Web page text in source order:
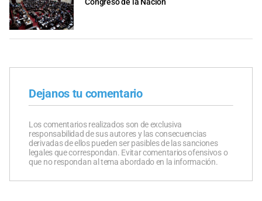
Dejanos tu comentario
Los comentarios realizados son de exclusiva
responsabilidad de sus autores y las consecuencias
derivadas de ellos pueden ser pasibles de las sanciones
legales que correspondan. Evitar comentarios ofensivos o
que no respondan al tema abordado en la información.